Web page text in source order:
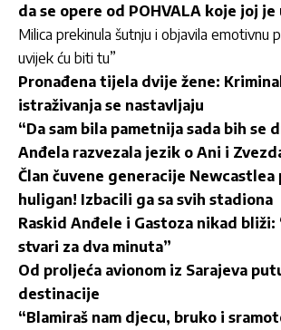
da se opere od POHVALA koje joj
Milica prekinula šutnju i objavila emotivnu
uvijek ću biti tu”
Pronađena tijela dvije žene:
istraživanja se nastavljaju
“Da sam bila pametnija sada bih se
Anđela razvezala jezik o Ani i
Član čuvene generacije Newcastlea
huligan! Izbacili ga sa svih stadiona
Raskid Anđele i Gastoza nikad bliži:
stvari za dva minuta”
Od proljeća avionom iz Sarajeva
destinacije
“Blamiraš nam djecu, bruko i